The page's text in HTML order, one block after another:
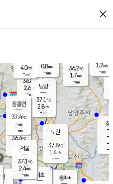
close
양주
36.8℃
2.6
-mm
36.2℃
1.7m/s
-mm
창
-
-m/
-
1.2m/s
-mm
명
은평
36.4℃
1.4 m/s
- mm
노원
37.8℃
1.4m/s
-mm
송파*
서초
남방
37.1℃
2.8m/s
-mm
장흥면
37.4℃
-m/s
-mm
4.0m/s
-mm
서울
37.1℃
2.4m/s
-mm
0.8m/s
-mm